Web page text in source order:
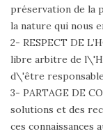
préservation de la
la nature qui nous
2- RESPECT DE
libre arbitre de
d\'être
3- PARTAGE DE
solutions et des
ces connaissances